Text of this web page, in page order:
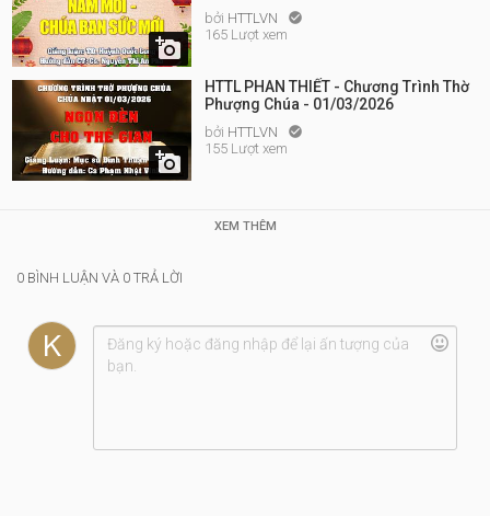

bởi HTTLVN 
165 Lượt xem

HTTL PHAN THIẾT - Chương Trình Thờ
Phượng Chúa - 01/03/2026
bởi HTTLVN 
155 Lượt xem
XEM THÊM
0 BÌNH LUẬN VÀ 0 TRẢ LỜI